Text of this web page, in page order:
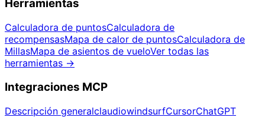
Herramientas
Calculadora de puntosCalculadora de
recompensasMapa de calor de puntosCalculadora de
MillasMapa de asientos de vueloVer todas las
herramientas →
Integraciones MCP
Descripción generalclaudiowindsurfCursorChatGPT